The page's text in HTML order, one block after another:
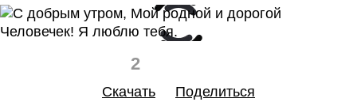
2
Скачать
Поделиться